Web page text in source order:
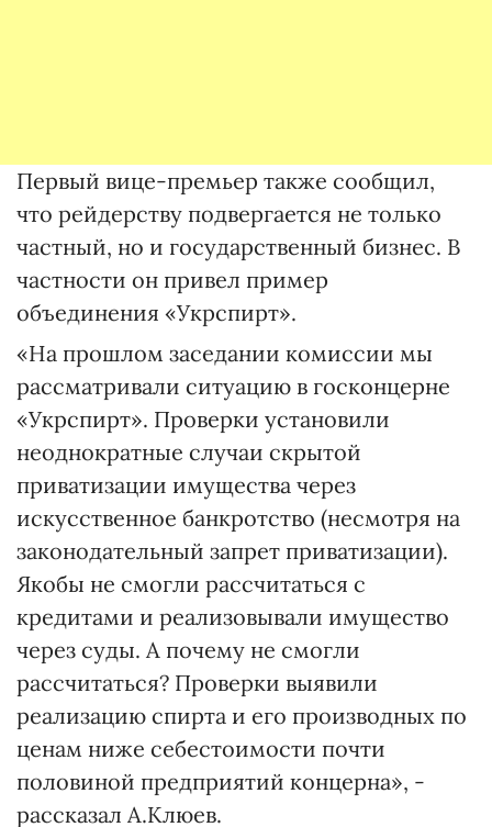
Первый вице-премьер также сообщил,
что рейдерству подвергается не только
частный, но и государственный бизнес. В
частности он привел пример
объединения «Укрспирт».
«На прошлом заседании комиссии мы
рассматривали ситуацию в госконцерне
«Укрспирт». Проверки установили
неоднократные случаи скрытой
приватизации имущества через
искусственное банкротство (несмотря на
законодательный запрет приватизации).
Якобы не смогли рассчитаться с
кредитами и реализовывали имущество
через суды. А почему не смогли
рассчитаться? Проверки выявили
реализацию спирта и его производных по
ценам ниже себестоимости почти
половиной предприятий концерна», -
рассказал А.Клюев.